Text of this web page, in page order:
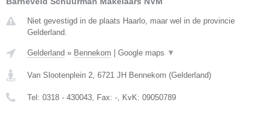
Niet gevestigd in de plaats Haarlo, maar wel in de provincie
Gelderland.
Gelderland » Bennekom | Google maps ▼
Van Slootenplein 2 6721 JH Bennekom (Gelderland)
Tel: 0318 - 430043 , Fax: - , KvK: 09050789